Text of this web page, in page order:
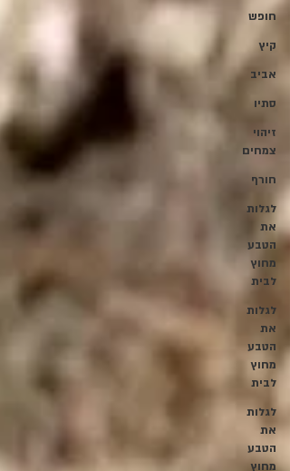
חופש
קיץ
אביב
סתיו
זיהוי
צמחים
חורף
לגלות
את
הטבע
מחוץ
לבית
לגלות
את
הטבע
מחוץ
לבית
לגלות
את
הטבע
מחוץ